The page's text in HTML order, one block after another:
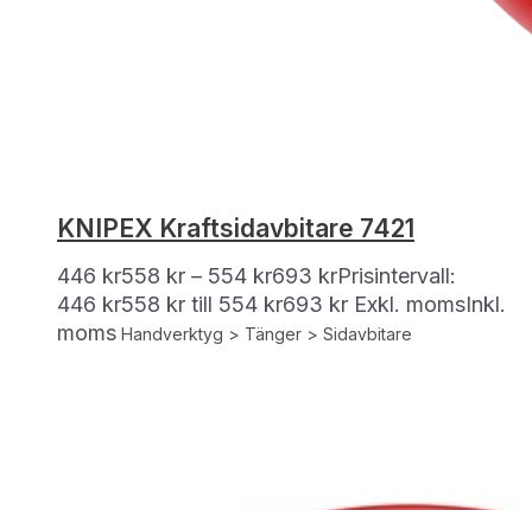
KNIPEX Kraftsidavbitare 7421
446 kr558 kr – 554 kr693 krPrisintervall:
446 kr558 kr till 554 kr693 kr Exkl. momsInkl.
moms Handverktyg > Tänger > Sidavbitare